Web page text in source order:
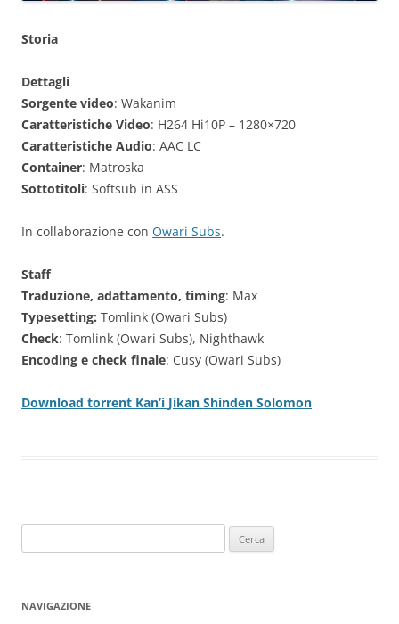
Storia
Dettagli
Sorgente video: Wakanim
Caratteristiche Video: H264 Hi10P – 1280×720
Caratteristiche Audio: AAC LC
Container: Matroska
Sottotitoli: Softsub in ASS
In collaborazione con Owari Subs.
Staff
Traduzione, adattamento, timing: Max
Typesetting: Tomlink (Owari Subs)
Check: Tomlink (Owari Subs), Nighthawk
Encoding e check finale: Cusy (Owari Subs)
Download torrent Kan’i Jikan Shinden Solomon
per:
NAVIGAZIONE